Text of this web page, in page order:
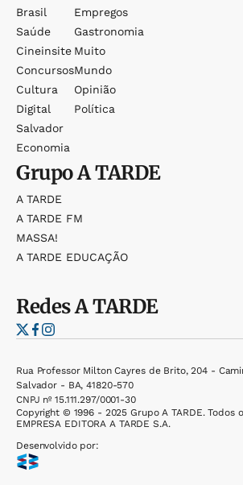
Brasil
Saúde
Cineinsite
Concursos
Cultura
Digital
Salvador
Economia
Empregos
Gastronomia
Muito
Mundo
Opinião
Política
GrupoA TARDE
A TARDE
A TARDE FM
MASSA!
A TARDE EDUCAÇÃO
RedesA TARDE
Rua Professor Milton Cayres de Brito, 204 -
Salvador - BA, 41820-570
CNPJ nº 15.111.297/0001-30
Copyright © 1996 - 2025 Grupo A TARDE. Todos
EMPRESA EDITORA A TARDE S.A.
Desenvolvido por: